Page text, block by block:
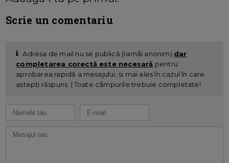
Scrie un comentariu
Adresa de mail nu se publică (ramâi anonim) dar
completarea corectă este necesară pentru
aprobarea rapidă a mesajului, și mai ales în cazul în care
aștepți răspuns. | Toate câmpurile trebuie completate!